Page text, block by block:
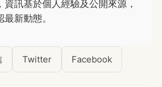
訊基於個人經驗及公開來源，
新動態。
Twitter Facebook